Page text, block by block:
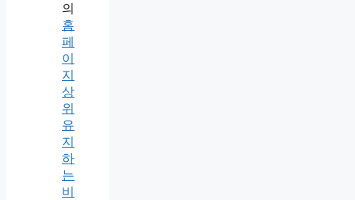
의
홈
페
이
지
상
위
유
지
하
는
비